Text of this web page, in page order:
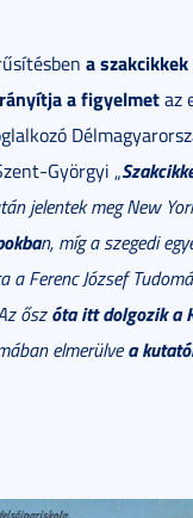
a
a figyelmetaz
Györgyi „
jelentek meg New
n, míg a szegedi
a Ferenc József
őszóta itt dolgozik a
elmerülvea